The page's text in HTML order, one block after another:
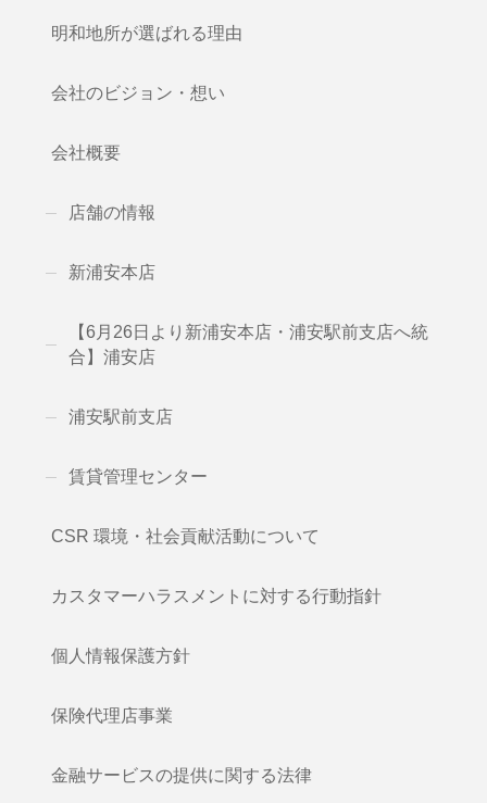
明和地所が選ばれる理由
会社のビジョン・想い
会社概要
店舗の情報
新浦安本店
【6月26日より新浦安本店・浦安駅前支店へ統
合】浦安店
浦安駅前支店
賃貸管理センター
CSR 環境・社会貢献活動について
カスタマーハラスメントに対する行動指針
個人情報保護方針
保険代理店事業
金融サービスの提供に関する法律